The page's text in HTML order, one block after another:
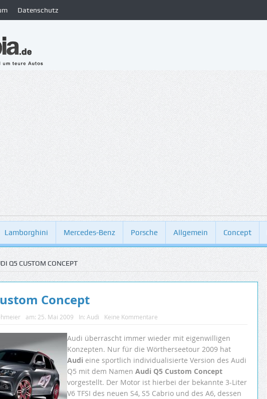
Datenschutz
Lamborghini Mercedes-Benz Porsche Allgemein Concept
Q5 CUSTOM CONCEPT
Concept
am: 25. Mai 2009 In: Audi Keine Kommentare
Audi überrascht immer wieder mit eigenwilligen
Konzepten. Nur für die Wörtherseetour 2009 hat
Audi eine sportlich individualisierte Version des Audi
Q5 mit dem Namen Audi Q5 Custom Concept
vorgestellt. Der Motor ist hierbei der bekannte 3-Liter
V6 TFSI des neuen S4, S5 Cabrio und des A6, dessen